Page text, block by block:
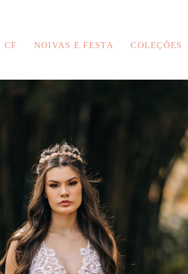
CF NOIVAS E FESTA COLEÇÕES